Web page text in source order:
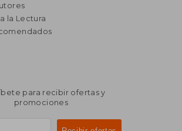
la Lectura
para recibir ofertas y
promociones